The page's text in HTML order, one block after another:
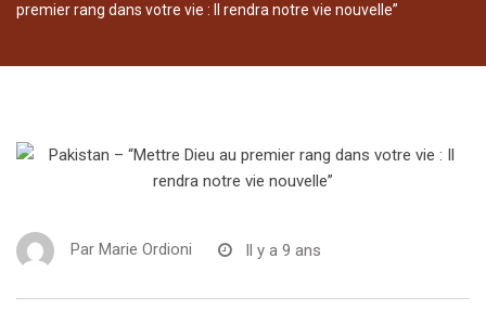
premier rang dans votre vie : Il rendra notre vie nouvelle”
Par Marie Ordioni Il y a 9 ans